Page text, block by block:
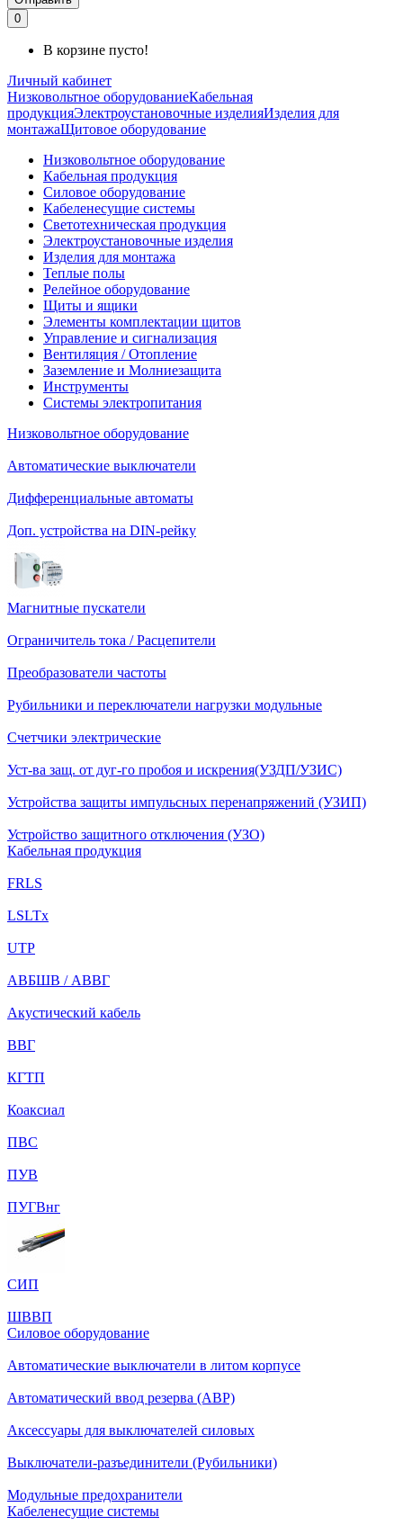
0
В корзине пусто!
Личный кабинет
Низковольтное оборудованиеКабельная
продукцияЭлектроустановочные изделияИзделия для
монтажаЩитовое оборудование
Низковольтное оборудование
Кабельная продукция
Силовое оборудование
Кабеленесущие системы
Светотехническая продукция
Электроустановочные изделия
Изделия для монтажа
Теплые полы
Релейное оборудование
Щиты и ящики
Элементы комплектации щитов
Управление и сигнализация
Вентиляция / Отопление
Заземление и Молниезащита
Инструменты
Системы электропитания
Низковольтное оборудование
Автоматические выключатели
Дифференциальные автоматы
Доп. устройства на DIN-рейку
Магнитные пускатели
Ограничитель тока / Расцепители
Преобразователи частоты
Рубильники и переключатели нагрузки модульные
Счетчики электрические
Уст-ва защ. от дуг-го пробоя и искрения(УЗДП/УЗИС)
Устройства защиты импульсных перенапряжений (УЗИП)
Устройство защитного отключения (УЗО)
Кабельная продукция
FRLS
LSLTx
UTP
АВБШВ / АВВГ
Акустический кабель
ВВГ
КГТП
Коаксиал
ПВС
ПУВ
ПУГВнг
СИП
ШВВП
Силовое оборудование
Автоматические выключатели в литом корпусе
Автоматический ввод резерва (АВР)
Аксессуары для выключателей силовых
Выключатели-разъединители (Рубильники)
Модульные предохранители
Кабеленесущие системы